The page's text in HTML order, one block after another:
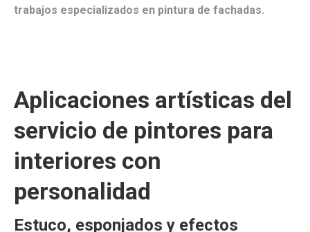
trabajos especializados en pintura de fachadas.
Aplicaciones artísticas del
servicio de pintores para
interiores con
personalidad
Estuco, esponjados y efectos